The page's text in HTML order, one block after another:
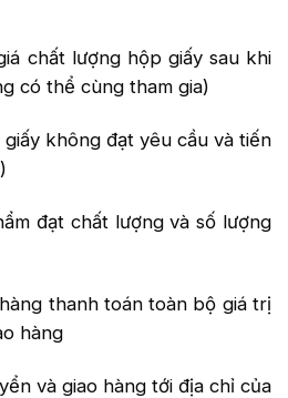
chất lượng hộp giấy sau khi
có thể cùng tham gia)
không đạt yêu cầu và tiến
đạt chất lượng và số lượng
thanh toán toàn bộ giá trị
hàng
và giao hàng tới địa chỉ của